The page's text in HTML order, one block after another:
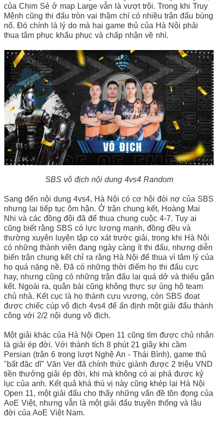
của Chim Sẻ ở map Large vẫn là vượt trội. Trong khi Truy
Mệnh cũng thi đấu tròn vai thậm chí có nhiều trận đấu bùng
nổ. Đó chính là lý do mà hai game thủ của Hà Nội phải
thua tâm phục khẩu phục và chấp nhận về nhì.
SBS vô địch nội dung 4vs4 Random
Sang đến nội dung 4vs4, Hà Nội có cơ hội đòi nợ của SBS
nhưng lại tiếp tục ôm hận. Ở trận chung kết, Hoàng Mai
Nhi và các đồng đội đã để thua chung cuộc 4-7. Tuy ai
cũng biết rằng SBS có lực lượng mạnh, đồng đều và
thường xuyên luyện tập cọ xát trước giải, trong khi Hà Nội
có những thành viên đang ngày càng ít thi đấu, nhưng diễn
biến trận chung kết chỉ ra rằng Hà Nội để thua vì tâm lý của
họ quá nặng nề. Đã có những thời điểm họ thi đấu cực
hay, nhưng cũng có những trận đấu lại quá dở và thiếu gắn
kết. Ngoài ra, quân bài cũng không thực sự ủng hộ team
chủ nhà. Kết cục là họ thành cựu vương, còn SBS đoạt
được chiếc cúp vô địch 4vs4 để ấn định một giải đấu thành
công với 2/2 nội dung vô địch.
Một giải khác của Hà Nội Open 11 cũng tìm được chủ nhân
là giải ép đời. Với thành tích 8 phút 21 giây khi cầm
Persian (trận 6 trong lượt Nghệ An - Thái Bình), game thủ
"bất đăc dĩ" Văn Ver đã chính thức giành được 2 triệu VND
tiền thưởng giải ép đời, khi mà không có ai phá được kỷ
lục của anh. Kết quả khá thú vị này cũng khép lại Hà Nội
Open 11, một giải đấu cho thấy những vấn đề tồn đọng của
AoE Việt, nhưng vẫn là một giải đấu truyền thống và lâu
đời của AoE Việt Nam.